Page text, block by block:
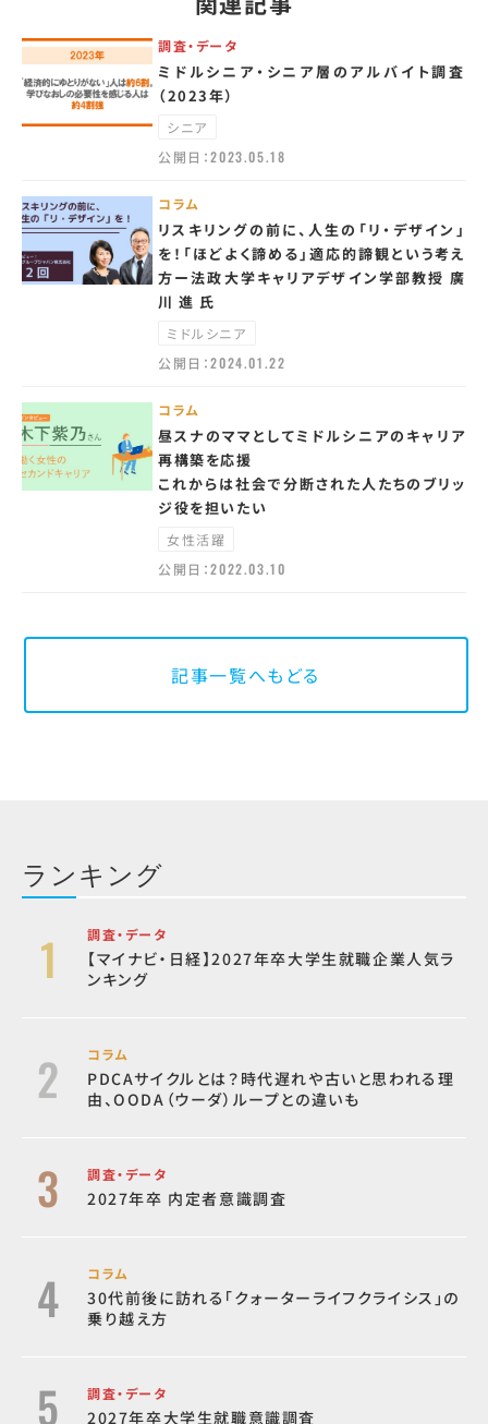
調査・データ
ミドルシニア・シニア層のアルバイト調査
（2023年）
シニア
公開日：2023.05.18
コラム
リスキリングの前に、人生の「リ・デザイン」
を！「ほどよく諦める」適応的諦観という考え
方ー法政大学キャリアデザイン学部教授 廣
川 進 氏
ミドルシニア
公開日：2024.01.22
コラム
昼スナのママとしてミドルシニアのキャリア
再構築を応援
これからは社会で分断された人たちのブリッ
ジ役を担いたい
女性活躍
公開日：2022.03.10
記事一覧へもどる
ランキング
調査・データ
【マイナビ・日経】2027年卒大学生就職企業人気ラ
ンキング
コラム
PDCAサイクルとは？時代遅れや古いと思われる理
由、OODA（ウーダ）ループとの違いも
調査・データ
2027年卒 内定者意識調査
コラム
30代前後に訪れる「クォーターライフクライシス」の
乗り越え方
調査・データ
2027年卒大学生就職意識調査